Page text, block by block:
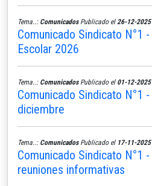
Tema..: ComunicadosPublicado el 26-12-2025
Comunicado Sindicato N°1
Escolar 2026
Tema..: ComunicadosPublicado el 01-12-2025
Comunicado Sindicato N°1
diciembre
Tema..: ComunicadosPublicado el 17-11-2025
Comunicado Sindicato N°1
reuniones informativas